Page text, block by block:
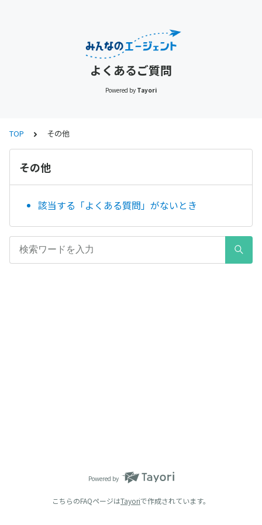
よくあるご質問
Powered by Tayori
TOP その他
その他
該当する「よくある質問」がないとき
Powered by
こちらのFAQページはTayoriで作成されています。